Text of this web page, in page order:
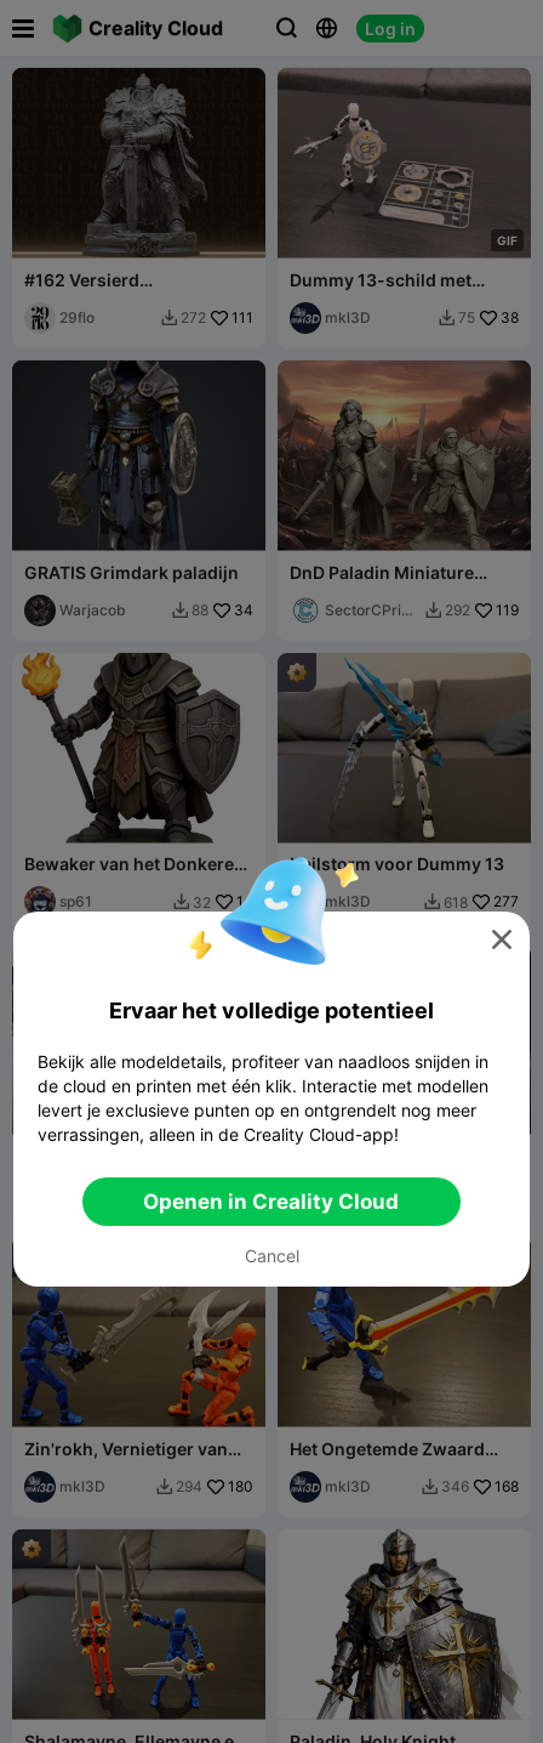
Creality Cloud   Log in
 
#162 Versierd
- Fantasy Gepantserd
29flo  272 111
GIF
Dummy 13-schild met
bewegende onderdelen
mkl3D  75 38
GRATIS Grimdark paladijn
Warjacob  88 34
DnD Paladin Miniature
SectorCPrintl
 292 119
Bewaker van het Donkere
Fort - D&D
sp61  32 14
Hailstorm voor Dummy 13
mkl3D  618 277
Drakenschubbeschermer
en Lok'amir il Romathis -
Dummy13
mkl3D  240 139
Warhammer Diablo Paladin
Path of Exile
3D_Ash 
Zin'rokh, Vernietiger van
Werelden voor Dummy 13
mkl3D  294 180
Het Ongetemde Zwaard
voor Dummy 13
mkl3D  346 168

Ervaar het volledige potentieel
Bekijk alle modeldetails, profiteer van naadloos snijden in
de cloud en printen met één klik. Interactie met modellen
levert je exclusieve punten op en ontgrendelt nog meer
verrassingen, alleen in de Creality Cloud-app!
Openen in Creality Cloud
Cancel